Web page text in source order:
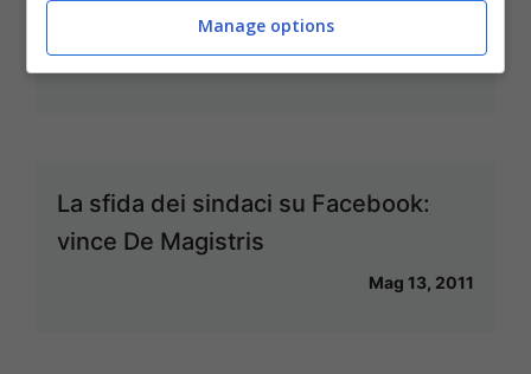
i sostenitori, Calise possibilista
La sfida dei sindaci su Facebook:
vince De Magistris
Mag 13, 2011
Manage options